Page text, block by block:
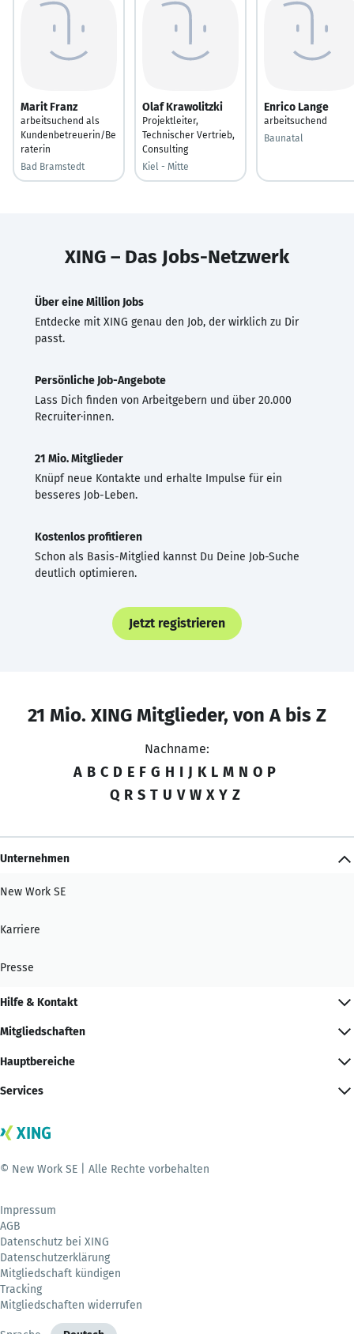
Marit Franz
arbeitsuchend als
Kundenbetreuerin/Be
raterin
Bad Bramstedt
Olaf Krawolitzki
Projektleiter,
Technischer Vertrieb,
Consulting
Kiel - Mitte
Enrico Lange
arbeitsuchend
Baunatal
XING – Das Jobs-Netzwerk
Über eine Million Jobs
Entdecke mit XING genau den Job, der wirklich zu Dir
passt.
Persönliche Job-Angebote
Lass Dich finden von Arbeitgebern und über 20.000
Recruiter·innen.
21 Mio. Mitglieder
Knüpf neue Kontakte und erhalte Impulse für ein
besseres Job-Leben.
Kostenlos profitieren
Schon als Basis-Mitglied kannst Du Deine Job-Suche
deutlich optimieren.
Jetzt registrieren
21 Mio. XING Mitglieder, von A bis Z
Nachname:
A B C D E F G H I J K L M N O P
Q R S T U V W X Y Z
Unternehmen
New Work SE
Karriere
Presse
Hilfe & Kontakt
Mitgliedschaften
Hauptbereiche
Services
© New Work SE | Alle Rechte vorbehalten
Impressum
AGB
Datenschutz bei XING
Datenschutzerklärung
Mitgliedschaft kündigen
Tracking
Mitgliedschaften widerrufen